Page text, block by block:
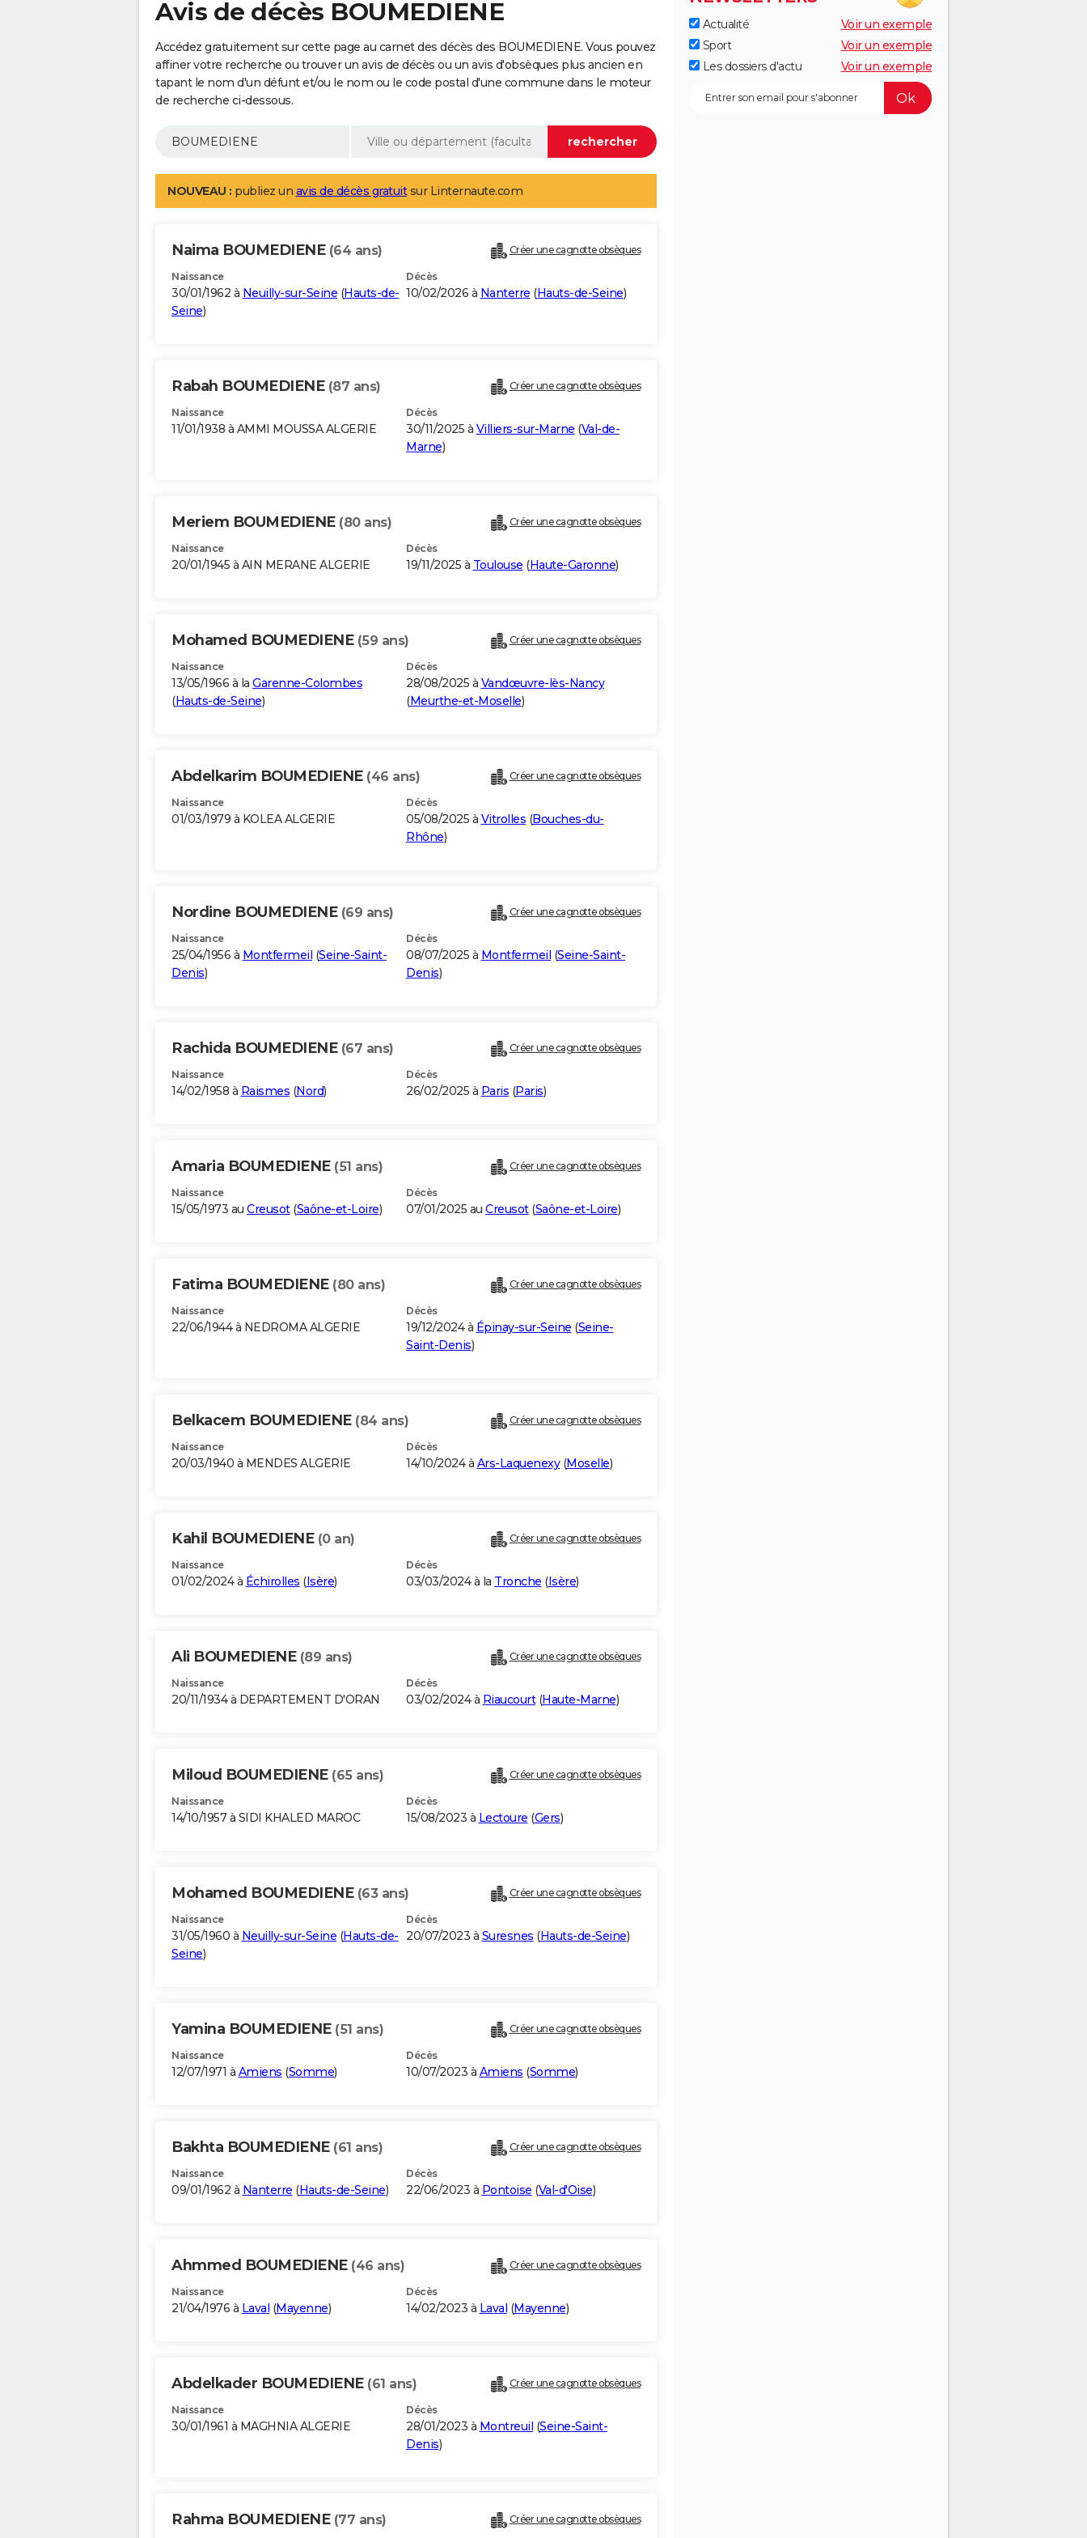
Avis de décès BOUMEDIENE
Accédez gratuitement sur cette page au carnet des décès des BOUMEDIENE. Vous pouvez
affiner votre recherche ou trouver un avis de décès ou un avis d'obsèques plus ancien en
tapant le nom d'un défunt et/ou le nom ou le code postal d'une commune dans le moteur
de recherche ci-dessous.
NOUVEAU : publiez un avis de décès gratuitsur Linternaute.com
Naima BOUMEDIENE (64 ans) Créer une cagnotte obsèques
Naissance
30/01/1962 à Neuilly-sur-Seine (Hauts-de-
Seine)
Décès
10/02/2026 à Nanterre (Hauts-de-Seine)
Rabah BOUMEDIENE (87 ans) Créer une cagnotte obsèques
Naissance
11/01/1938 à AMMI MOUSSA ALGERIE
Décès
30/11/2025 à Villiers-sur-Marne (Val-de-
Marne)
Meriem BOUMEDIENE (80 ans) Créer une cagnotte obsèques
Naissance
20/01/1945 à AIN MERANE ALGERIE
Décès
19/11/2025 à Toulouse (Haute-Garonne)
Mohamed BOUMEDIENE (59 ans) Créer une cagnotte obsèques
Naissance
13/05/1966 à la Garenne-Colombes
(Hauts-de-Seine)
Décès
28/08/2025 à Vandœuvre-lès-Nancy
(Meurthe-et-Moselle)
Abdelkarim BOUMEDIENE (46 ans) Créer une cagnotte obsèques
Naissance
01/03/1979 à KOLEA ALGERIE
Décès
05/08/2025 à Vitrolles (Bouches-du-
Rhône)
Nordine BOUMEDIENE (69 ans) Créer une cagnotte obsèques
Naissance
25/04/1956 à Montfermeil (Seine-Saint-
Denis)
Décès
08/07/2025 à Montfermeil (Seine-Saint-
Denis)
Rachida BOUMEDIENE (67 ans) Créer une cagnotte obsèques
Naissance
14/02/1958 à Raismes (Nord)
Décès
26/02/2025 à Paris (Paris)
Amaria BOUMEDIENE (51 ans) Créer une cagnotte obsèques
Naissance
15/05/1973 au Creusot(Saône-et-Loire)
Décès
07/01/2025 au Creusot(Saône-et-Loire)
Fatima BOUMEDIENE (80 ans) Créer une cagnotte obsèques
Naissance
22/06/1944 à NEDROMA ALGERIE
Décès
19/12/2024 à Épinay-sur-Seine (Seine-
Saint-Denis)
Belkacem BOUMEDIENE (84 ans) Créer une cagnotte obsèques
Naissance
20/03/1940 à MENDES ALGERIE
Décès
14/10/2024 à Ars-Laquenexy(Moselle)
Kahil BOUMEDIENE (0 an) Créer une cagnotte obsèques
Naissance
01/02/2024 à Échirolles (Isère)
Décès
03/03/2024 à la Tronche (Isère)
Ali BOUMEDIENE (89 ans) Créer une cagnotte obsèques
Naissance
20/11/1934 à DEPARTEMENT D'ORAN
Décès
03/02/2024 à Riaucourt(Haute-Marne)
Miloud BOUMEDIENE (65 ans) Créer une cagnotte obsèques
Naissance
14/10/1957 à SIDI KHALED MAROC
Décès
15/08/2023 à Lectoure (Gers)
Mohamed BOUMEDIENE (63 ans) Créer une cagnotte obsèques
Naissance
31/05/1960 à Neuilly-sur-Seine (Hauts-de-
Seine)
Décès
20/07/2023 à Suresnes (Hauts-de-Seine)
Yamina BOUMEDIENE (51 ans) Créer une cagnotte obsèques
Naissance
12/07/1971 à Amiens (Somme)
Décès
10/07/2023 à Amiens (Somme)
Bakhta BOUMEDIENE (61 ans) Créer une cagnotte obsèques
Naissance
09/01/1962 à Nanterre (Hauts-de-Seine)
Décès
22/06/2023 à Pontoise (Val-d'Oise)
Ahmmed BOUMEDIENE (46 ans) Créer une cagnotte obsèques
Naissance
21/04/1976 à Laval (Mayenne)
Décès
14/02/2023 à Laval (Mayenne)
Abdelkader BOUMEDIENE (61 ans) Créer une cagnotte obsèques
Naissance
30/01/1961 à MAGHNIA ALGERIE
Décès
28/01/2023 à Montreuil (Seine-Saint-
Denis)
Rahma BOUMEDIENE (77 ans) Créer une cagnotte obsèques
Actualité
Voir un exemple
Sport
Voir un exemple
Les dossiers d'actu
Voir un exemple